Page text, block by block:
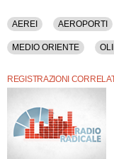
AEREI AEROPORTI
MEDIO ORIENTE
REGISTRAZIONI